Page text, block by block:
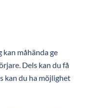
måhända ge
Dels kan du få
kan du ha möjlighet